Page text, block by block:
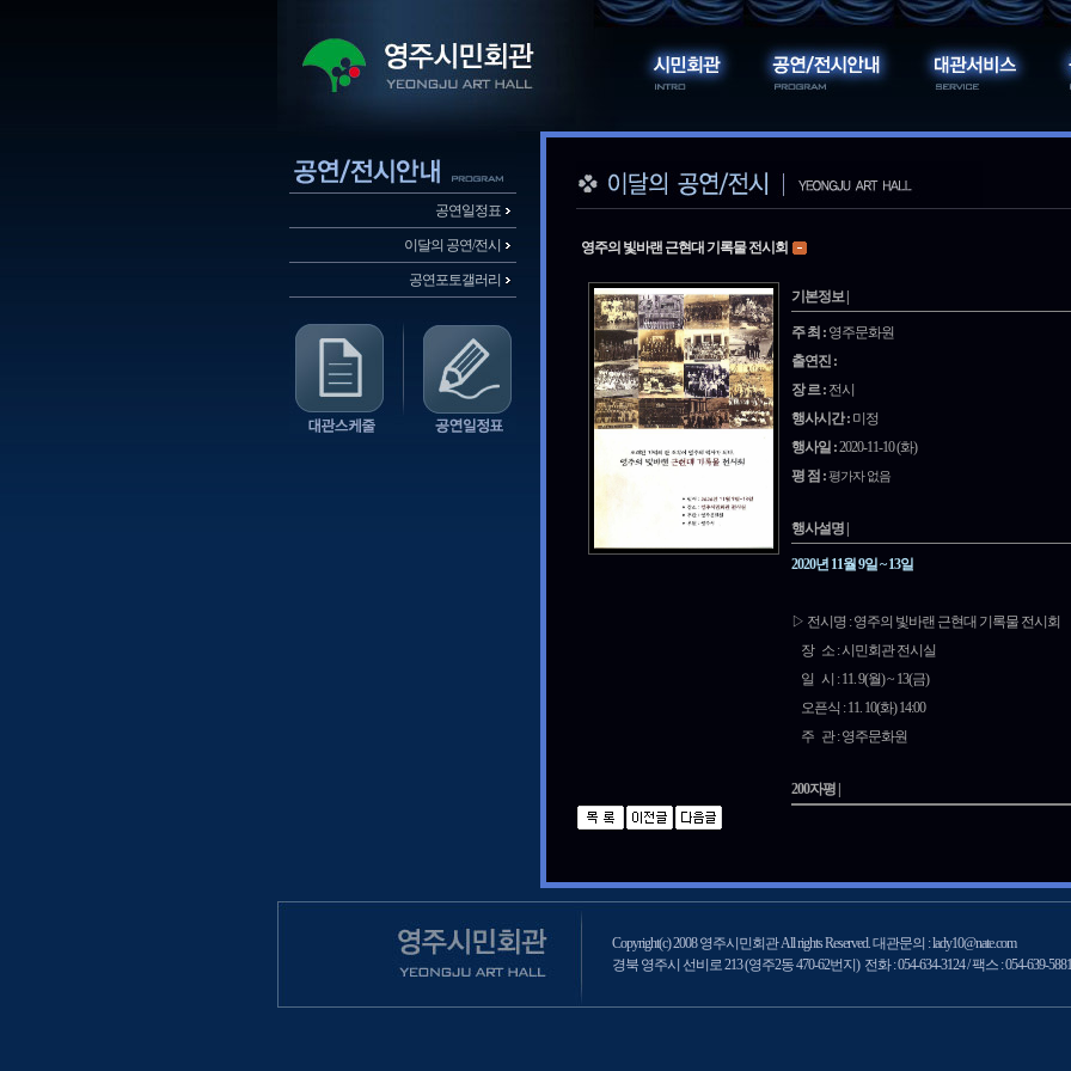
공연일정표
이달의 공연/전시
공연포토갤러리
영주의 빛바랜 근현대 기록물 전시회
기본정보 |
주 최 : 영주문화원
출연진 :
장 르 : 전시
행사시간 : 미정
행사일 :2020-11-10 (화)
평 점 :평가자 없음
행사설명 |
2020년 11월 9일 ~ 13일
▷ 전시명 : 영주의 빛바랜 근현대 기록물 전시회
장 소 : 시민회관 전시실
일 시 : 11. 9(월) ~ 13(금)
오픈식 : 11. 10(화) 14:00
주 관 : 영주문화원
200자평 |
Copyright(c) 2008 영주시민회관 All rights Reserved. 대관문의 : lady10@nate.com
경북 영주시 선비로 213 (영주2동 470-62번지) 전화 : 054-634-3124 / 팩스 : 054-639-5881